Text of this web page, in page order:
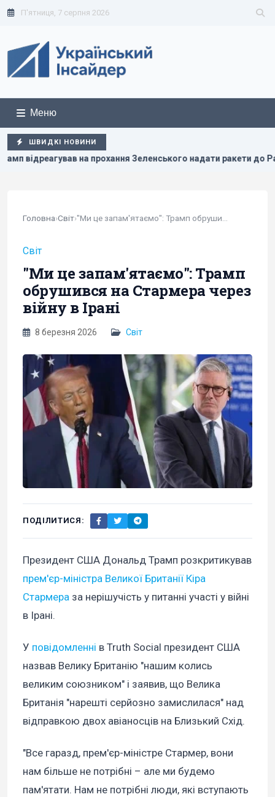
П'ятниця, 7 серпня 2026
Меню
ШВИДКІ НОВИНИ
Зеленського надати ракети до Patriot Атака дронів
Головна›Світ›
Світ
"Ми це запам'ятаємо": Трамп
обрушився на Стармера через
війну в Ірані
8 березня 2026 Світ
ПОДІЛИТИСЯ:
Президент США Дональд Трамп розкритикував
прем'єр-міністра Великої Британії Кіра
Стармера за нерішучість у питанні участі у війні
в Ірані.
У повідомленні в Truth Social президент США
назвав Велику Британію "нашим колись
великим союзником" і заявив, що Велика
Британія "нарешті серйозно замислилася" над
відправкою двох авіаносців на Близький Схід.
"Все гаразд, прем'єр-міністре Стармер, вони
нам більше не потрібні – але ми будемо
пам'ятати. Нам не потрібні люди, які вступають